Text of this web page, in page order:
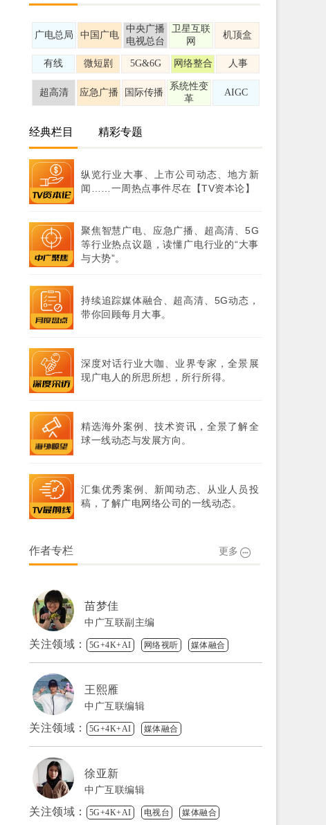
广电总局 中国广电
中央广播
电视总台
卫星互联
网
机顶盒
有线 微短剧 5G&6G 网络整合 人事
超高清 应急广播 国际传播
系统性变
革
AIGC
经典栏目 精彩专题
纵览行业大事、上市公司动态、地方新
闻……一周热点事件尽在【TV资本论】
聚焦智慧广电、应急广播、超高清、5G
等行业热点议题，读懂广电行业的“大事
与大势”。
持续追踪媒体融合、超高清、5G动态，
带你回顾每月大事。
深度对话行业大咖、业界专家，全景展
现广电人的所思所想，所行所得。
精选海外案例、技术资讯，全景了解全
球一线动态与发展方向。
汇集优秀案例、新闻动态、从业人员投
稿，了解广电网络公司的一线动态。
作者专栏 更多
苗梦佳
中广互联副主编
关注领域： 5G+4K+AI 网络视听 媒体融合
王熙雁
中广互联编辑
关注领域： 5G+4K+AI 媒体融合
徐亚新
中广互联编辑
关注领域： 5G+4K+AI 电视台 媒体融合